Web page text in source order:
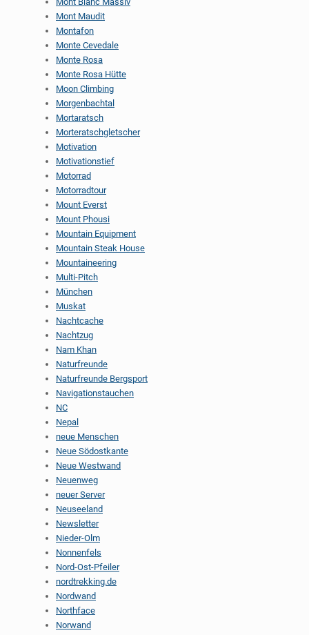
Mont Maudit
Montafon
Monte Cevedale
Monte Rosa
Monte Rosa Hütte
Moon Climbing
Morgenbachtal
Mortaratsch
Morteratschgletscher
Motivation
Motivationstief
Motorrad
Motorradtour
Mount Everst
Mount Phousi
Mountain Equipment
Mountain Steak House
Mountaineering
Multi-Pitch
München
Muskat
Nachtcache
Nachtzug
Nam Khan
Naturfreunde
Naturfreunde Bergsport
Navigationstauchen
NC
Nepal
neue Menschen
Neue Södostkante
Neue Westwand
Neuenweg
neuer Server
Neuseeland
Newsletter
Nieder-Olm
Nonnenfels
Nord-Ost-Pfeiler
nordtrekking.de
Nordwand
Northface
Norwand